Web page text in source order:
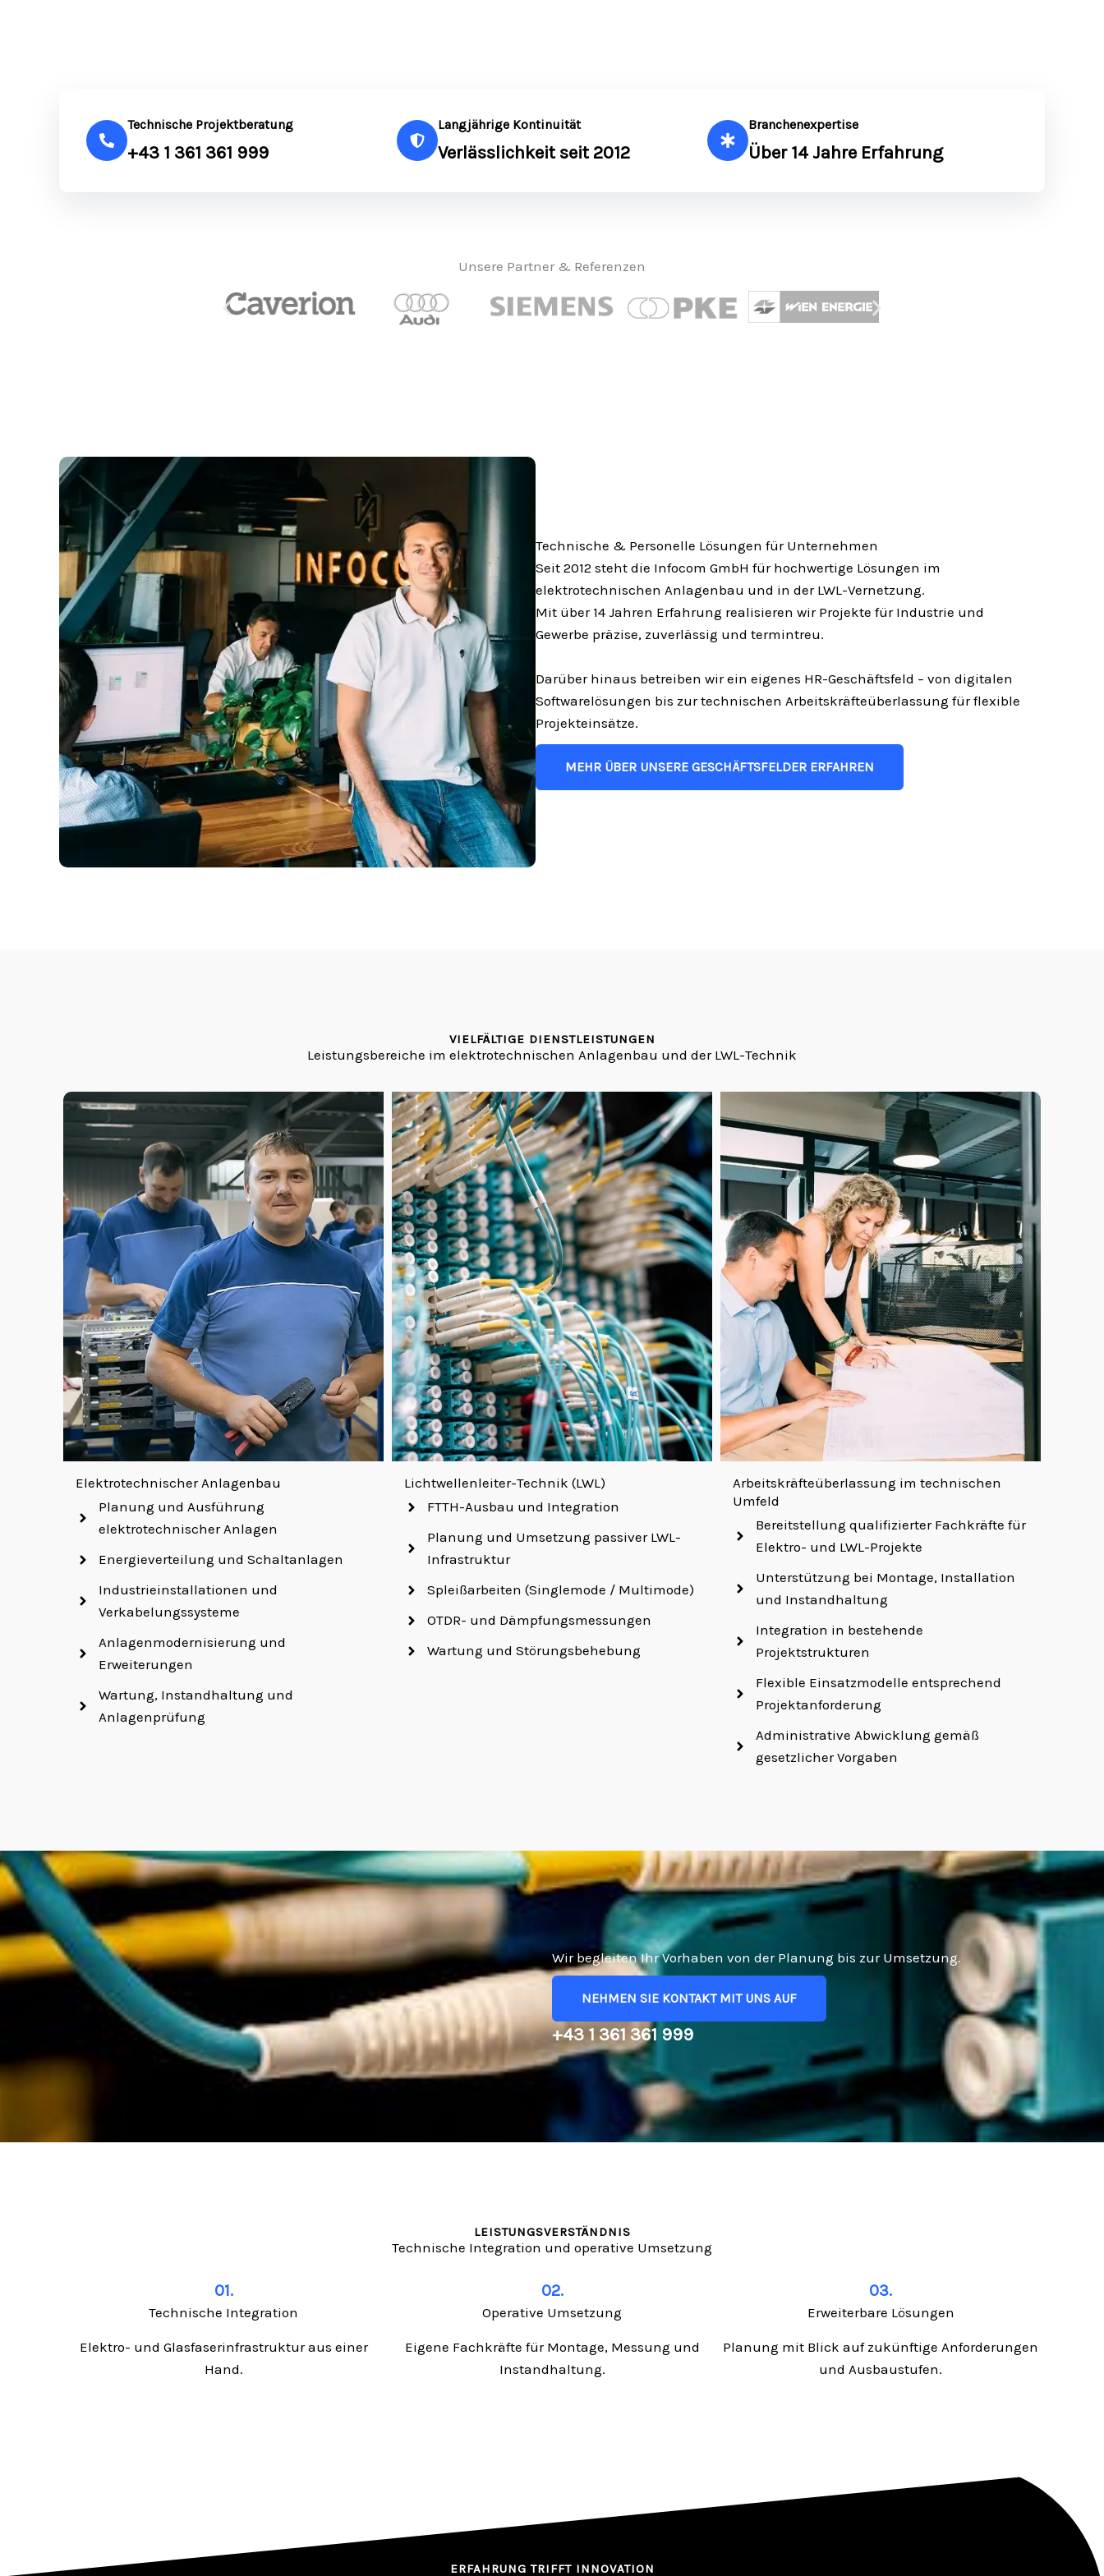
Technische Projektberatung
+43 1 361 361 999
Langjährige Kontinuität
Verlässlichkeit seit 2012
Branchenexpertise
Über 14 Jahre Erfahrung
Unsere Partner & Referenzen
Technische & Personelle Lösungen für Unternehmen
Seit 2012 steht die Infocom GmbH für hochwertige Lösungen im
elektrotechnischen Anlagenbau und in der LWL-Vernetzung.
Mit über 14 Jahren Erfahrung realisieren wir Projekte für Industrie und
Gewerbe präzise, zuverlässig und termintreu.
Darüber hinaus betreiben wir ein eigenes HR-Geschäftsfeld – von digitalen
Softwarelösungen bis zur technischen Arbeitskräfteüberlassung für flexible
Projekteinsätze.
MEHR ÜBER UNSERE GESCHÄFTSFELDER ERFAHREN
VIELFÄLTIGE DIENSTLEISTUNGEN
Leistungsbereiche im elektrotechnischen Anlagenbau und der LWL-Technik
Elektrotechnischer Anlagenbau
Planung und Ausführung
elektrotechnischer Anlagen
Energieverteilung und Schaltanlagen
Industrieinstallationen und
Verkabelungssysteme
Anlagenmodernisierung und
Erweiterungen
Wartung, Instandhaltung und
Anlagenprüfung
Lichtwellenleiter-Technik (LWL)
FTTH-Ausbau und Integration
Planung und Umsetzung passiver LWL-
Infrastruktur
Spleißarbeiten (Singlemode / Multimode)
OTDR- und Dämpfungsmessungen
Wartung und Störungsbehebung
Arbeitskräfteüberlassung im technischen
Umfeld
Bereitstellung qualifizierter Fachkräfte für
Elektro- und LWL-Projekte
Unterstützung bei Montage, Installation
und Instandhaltung
Integration in bestehende
Projektstrukturen
Flexible Einsatzmodelle entsprechend
Projektanforderung
Administrative Abwicklung gemäß
gesetzlicher Vorgaben
Wir begleiten Ihr Vorhaben von der Planung bis zur Umsetzung.
NEHMEN SIE KONTAKT MIT UNS AUF
+43 1 361 361 999
LEISTUNGSVERSTÄNDNIS
Technische Integration und operative Umsetzung
01.
Technische Integration
Elektro- und Glasfaserinfrastruktur aus einer
Hand.
02.
Operative Umsetzung
Eigene Fachkräfte für Montage, Messung und
Instandhaltung.
03.
Erweiterbare Lösungen
Planung mit Blick auf zukünftige Anforderungen
und Ausbaustufen.
ERFAHRUNG TRIFFT INNOVATION